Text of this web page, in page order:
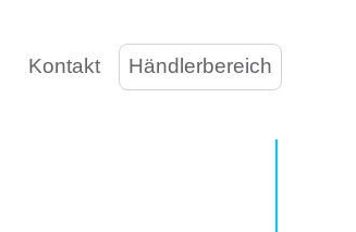
Kontakt Händlerbereich